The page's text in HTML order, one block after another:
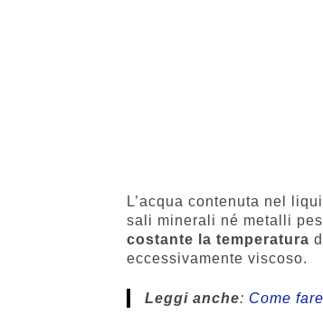
L’acqua contenuta nel
sali minerali né metalli
costante la temperatura
eccessivamente viscoso.
Leggi anche: Come